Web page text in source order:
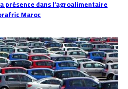
présence dans l’agroalimentaire
Maroc